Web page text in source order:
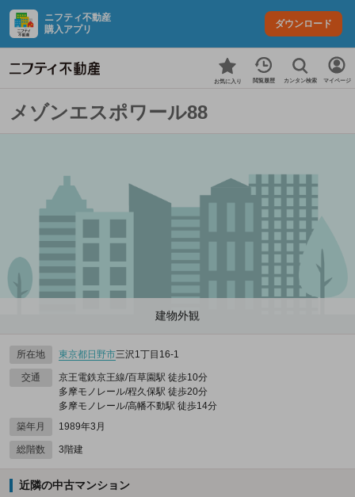
ニフティ不動産
購入アプリ
ダウンロード
お気に入り 閲覧履歴 カンタン検索 マイページ
メゾンエスポワール88
建物外観
所在地 東京都日野市三沢1丁目16-1
交通
京王電鉄京王線/百草園駅 徒歩10分
多摩モノレール/程久保駅 徒歩20分
多摩モノレール/高幡不動駅 徒歩14分
築年月
1989年3月
総階数 3階建
近隣の中古マンション